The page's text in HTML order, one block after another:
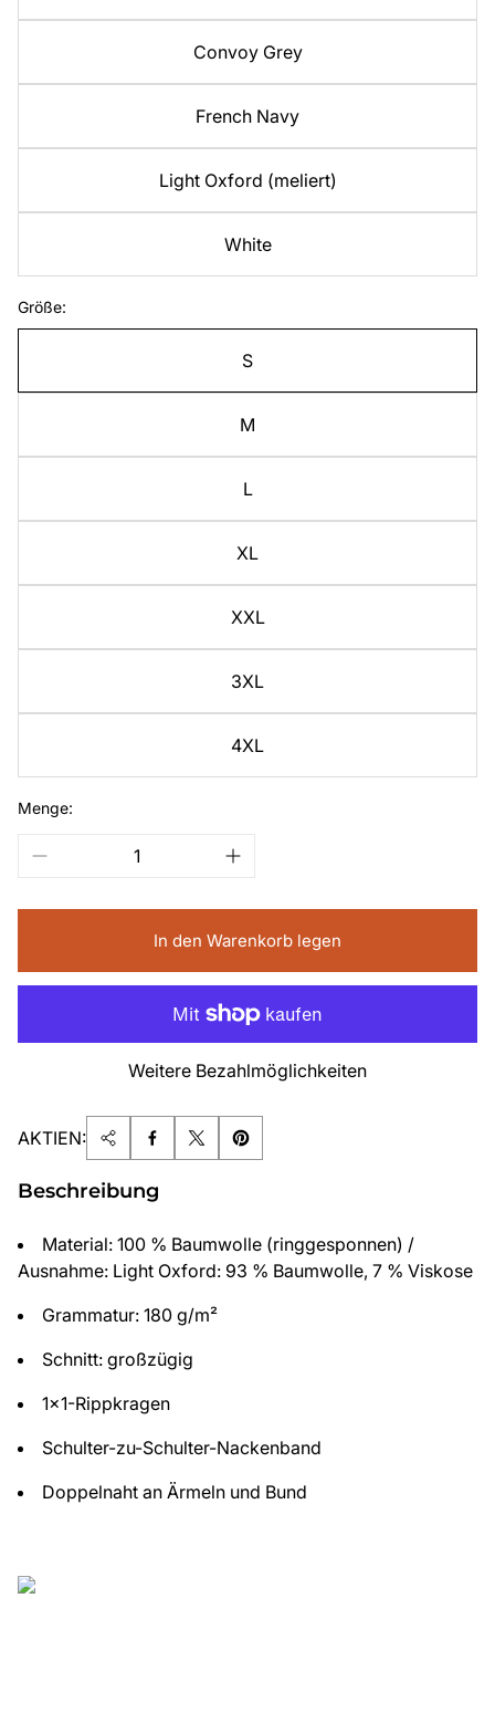
Convoy Grey
French Navy
Light Oxford (meliert)
White
Größe:
S
M
L
XL
XXL
3XL
4XL
Menge:
In den Warenkorb legen
Weitere Bezahlmöglichkeiten
AKTIEN:
Beschreibung
Material: 100 % Baumwolle (ringgesponnen) /
Ausnahme: Light Oxford: 93 % Baumwolle, 7 % Viskose
Grammatur: 180 g/m²
Schnitt: großzügig
1x1-Rippkragen
Schulter-zu-Schulter-Nackenband
Doppelnaht an Ärmeln und Bund